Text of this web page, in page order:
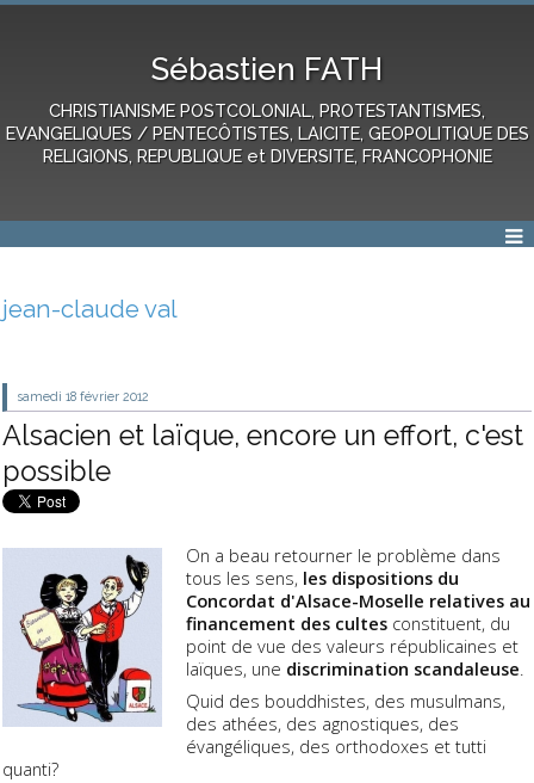
Sébastien FATH
CHRISTIANISME POSTCOLONIAL, PROTESTANTISMES,
EVANGELIQUES / PENTECÔTISTES, LAICITE, GEOPOLITIQUE DES
RELIGIONS, REPUBLIQUE et DIVERSITE, FRANCOPHONIE
jean-claude val
samedi 18 février 2012
Alsacien et laïque, encore un effort, c'est
possible
On a beau retourner le problème dans
tous les sens, les dispositions du
Concordat d'Alsace-Moselle relatives au
financement des cultes constituent, du
point de vue des valeurs républicaines et
laïques, une discrimination scandaleuse.
Quid des bouddhistes, des musulmans,
des athées, des agnostiques, des
évangéliques, des orthodoxes et tutti
quanti?